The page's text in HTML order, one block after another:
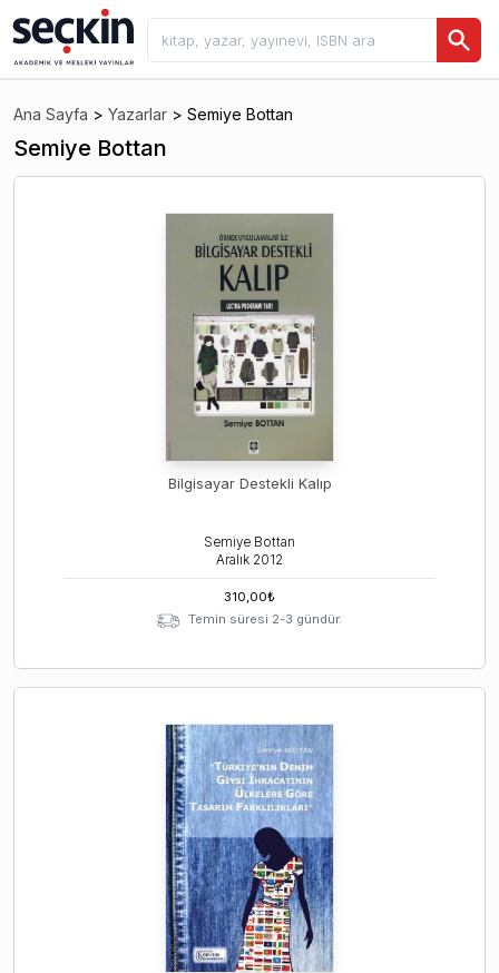
Ana Sayfa > Yazarlar > Semiye Bottan
Semiye Bottan
Bilgisayar Destekli Kalıp
Semiye Bottan
Aralık 2012
310,00₺
Temin süresi 2-3 gündür.